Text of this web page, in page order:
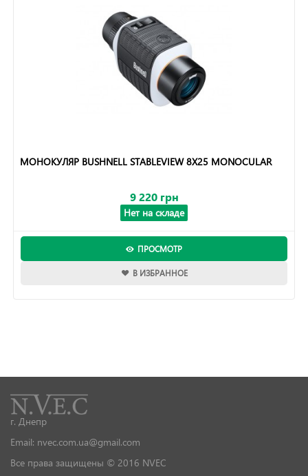
МОНОКУЛЯР BUSHNELL STABLEVIEW 8X25 MONOCULAR
9 220 грн
Нет на складе
ПРОСМОТР
В ИЗБРАННОЕ
г. Днепр
Email: nvec.com.ua@gmail.com
Все права защищены © 2016 NVEC